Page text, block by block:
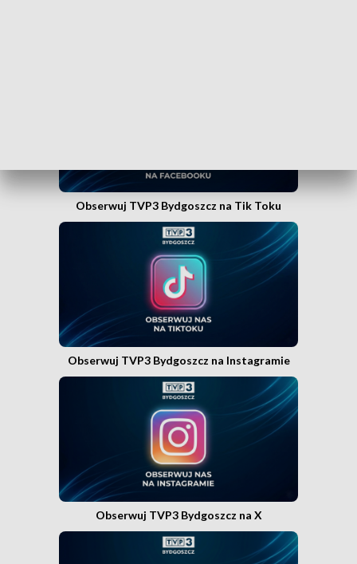
Obserwuj TVP3 Bydgoszcz na Tik Toku
Obserwuj TVP3 Bydgoszcz na Instagramie
Obserwuj TVP3 Bydgoszcz na X